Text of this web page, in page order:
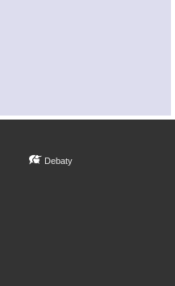
Debaty